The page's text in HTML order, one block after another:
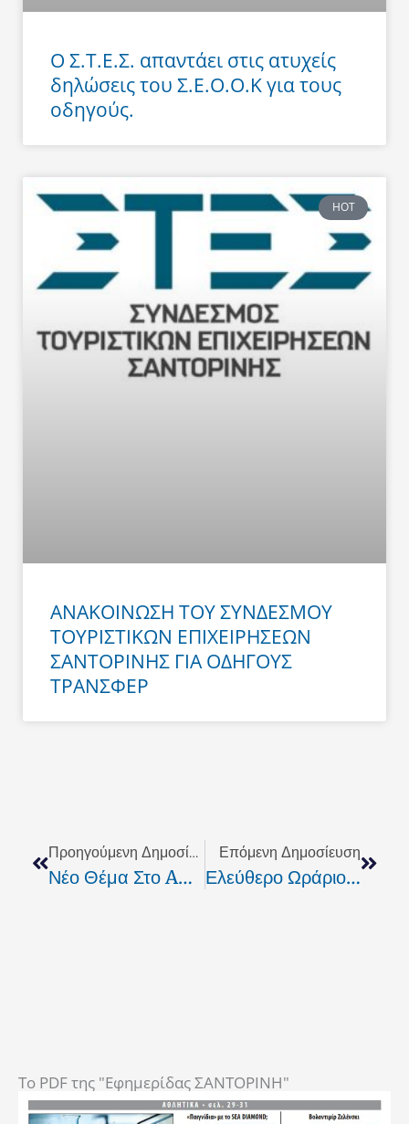
Ο Σ.Τ.Ε.Σ. απαντάει στις ατυχείς
δηλώσεις του Σ.Ε.Ο.Ο.Κ για τους
οδηγούς.
HOT
ΑΝΑΚΟΙΝΩΣΗ ΤΟΥ ΣΥΝΔΕΣΜΟΥ
ΤΟΥΡΙΣΤΙΚΩΝ ΕΠΙΧΕΙΡΗΣΕΩΝ
ΣΑΝΤΟΡΙΝΗΣ ΓΙΑ ΟΔΗΓΟΥΣ
ΤΡΑΝΣΦΕΡ
Προηγούμενη Δημοσίευση
Νέο Θέμα Στο AGORATV
Επόμενη Δημοσίευση
Ελεύθερο Ωράριο Μουσικής Χωρίς Ηχορύπανση!
To PDF της "Εφημερίδας ΣΑΝΤΟΡΙΝΗ"